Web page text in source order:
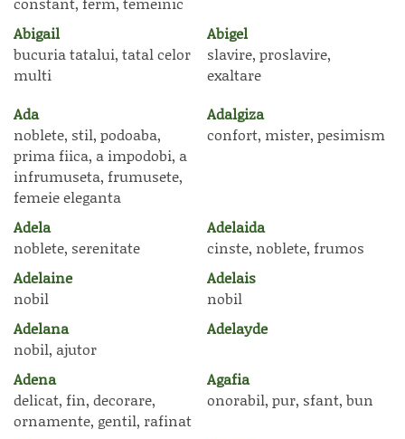
Abigail
bucuria tatalui, tatal celor
multi
Abigel
slavire, proslavire,
exaltare
Ada
noblete, stil, podoaba,
prima fiica, a impodobi, a
infrumuseta, frumusete,
femeie eleganta
Adalgiza
confort, mister, pesimism
Adela
noblete, serenitate
Adelaida
cinste, noblete, frumos
Adelaine
nobil
Adelais
nobil
Adelana
nobil, ajutor
Adelayde
Adena
delicat, fin, decorare,
ornamente, gentil, rafinat
Agafia
onorabil, pur, sfant, bun